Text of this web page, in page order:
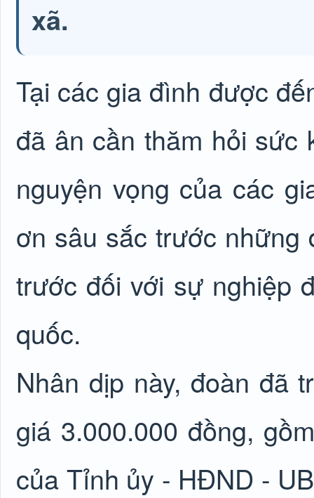
xã.
Tại các gia đình được
đã ân cần thăm hỏi sức
nguyện vọng của các
ơn sâu sắc trước những
trước đối với sự nghiệp
quốc.
Nhân dịp này, đoàn đã
giá 3.000.000 đồng,
của Tỉnh ủy - HĐND -